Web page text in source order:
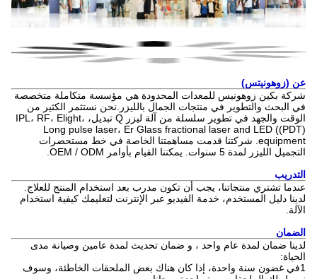
عن (زوهونيتس)
شركة بكين زوهونيس للمعدات المحدودة هي مؤسسة متكاملة متخصصة
في البحث والتطوير في منتجات الجمال بالليزر.نحن نستثمر الكثير من
الوقت والجهد في تطوير سلسلة من آلة ليزر Q تبديل، IPL، RF، Elight،
Long pulse laser، Er Glass fractional laser and LED ((PDT)
equipment. شركتنا قدمت مساهمتنا الخاصة في خط مستحضرات
التجميل الليزر لمدة 5 سنوات. يمكننا القيام بأوامر OEM / ODM.
التدريب
عندما تشتري منتجاتنا، يجب أن تكون مدرب بعد استخدام المنتج للعلاج.
لدينا دليل المستخدم، خدمة الفيديو عبر الإنترنت لتعليمك كيفية استخدام
الآلة.
الضمان
لدينا ضمان لمدة عام واحد ، و ضمان تحديث لمدة عامين وصيانة مدى
الحياة:
1في غضون سنة واحدة، إذا كان هناك بعض الملحقات الخاطئة، وسوف